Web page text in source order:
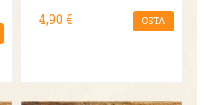
4,90 € OSTA